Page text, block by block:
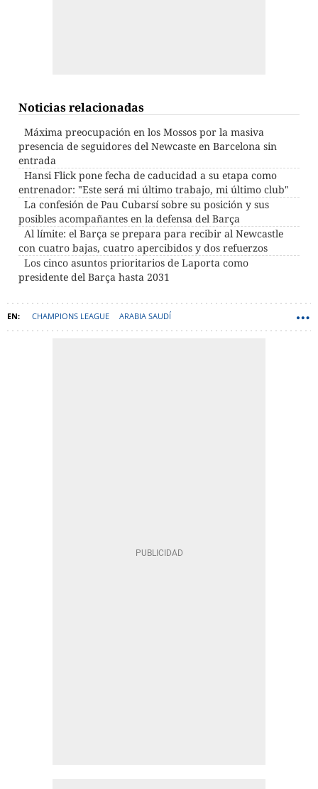
Noticias relacionadas
Máxima preocupación en los Mossos por la masiva
presencia de seguidores del Newcaste en Barcelona sin
entrada
Hansi Flick pone fecha de caducidad a su etapa como
entrenador: "Este será mi último trabajo, mi último club"
La confesión de Pau Cubarsí sobre su posición y sus
posibles acompañantes en la defensa del Barça
Al límite: el Barça se prepara para recibir al Newcastle
con cuatro bajas, cuatro apercibidos y dos refuerzos
Los cinco asuntos prioritarios de Laporta como
presidente del Barça hasta 2031
CHAMPIONS LEAGUE ARABIA SAUDÍ